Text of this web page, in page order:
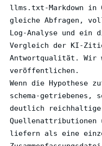
llms.txt-Markdown in
gleiche Abfragen,
Log-Analyse und ein
Vergleich der KI-
Antwortqualität. Wir
veröffentlichen.
Wenn die
schema-getriebenes,
deutlich
Quellenattributionen
liefern als eine